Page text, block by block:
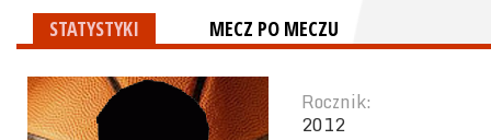
STATYSTYKI MECZ PO MECZU
Rocznik:
2012